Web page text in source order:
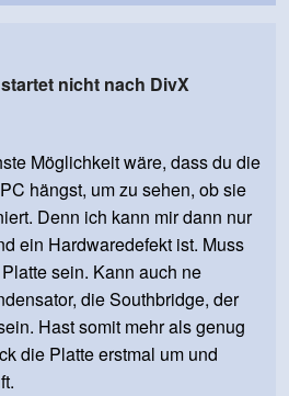
nicht nach DivX
Möglichkeit wäre, dass du die
hängst, um zu sehen, ob sie
Denn ich kann mir dann nur
ein Hardwaredefekt ist. Muss
sein. Kann auch ne
die Southbridge, der
Hast somit mehr als genug
die Platte erstmal um und